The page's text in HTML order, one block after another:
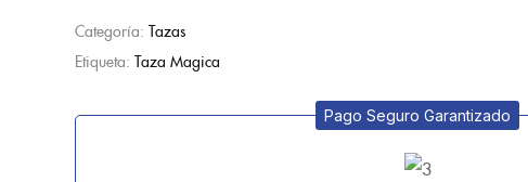
Categoría: Tazas
Etiqueta: Taza Magica
Pago Seguro Garantizado